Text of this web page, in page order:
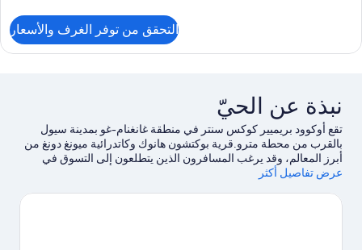
2
Bedrooms
التحقق من توفر الغرف والأسعار
نبذة عن الحيّ
تقع أوكوود بريميير كوكس سنتر في منطقة غانغنام-غو بمدينة سيول
بالقرب من محطة مترو.قرية بوكتشون هانوك وكاتدرائية ميونغ دونغ من
أبرز المعالم، وقد يرغب المسافرون الذين يتطلعون إلى التسوق في
لزيارة عالم لوتو أو استمتع بحضور حدث أو مباراة في ملعب جوشيوك
عرض تفاصيل أكثر